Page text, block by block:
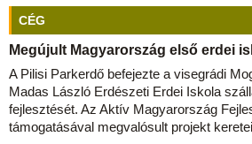
CÉG
Megújult Magyarország első erdei
A Pilisi Parkerdő befejezte a visegrádi
Madas László Erdészeti Erdei Iskola
fejlesztését. Az Aktív Magyarország
támogatásával megvalósult projekt